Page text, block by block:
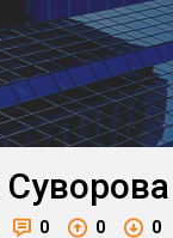
Суворова
0 0 0